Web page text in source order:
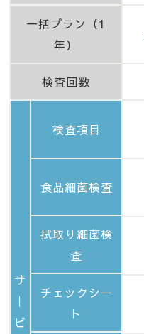
一括プラン（1
年）
検査回数
サ
｜
ビ
検査項目
食品細菌検査
拭取り細菌検
査
チェックシー
ト